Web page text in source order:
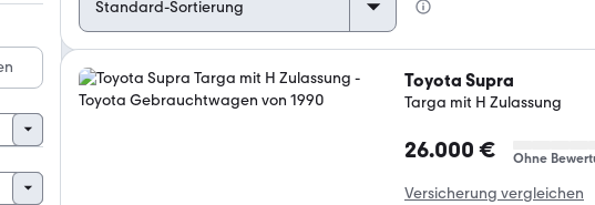
Toyota Supra
Targa mit H Zulassung
26.000 € Ohne
Versicherung vergleichen